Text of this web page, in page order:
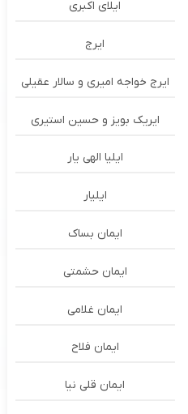
ايلاى اكبرى
ایرج
ایرج خواجه امیری و سالار عقیلی
ایریک بویز و حسین استیری
ایلیا الهی یار
ایلیار
ایمان بساک
ایمان حشمتی
ایمان غلامی
ایمان فلاح
ایمان قلی نیا